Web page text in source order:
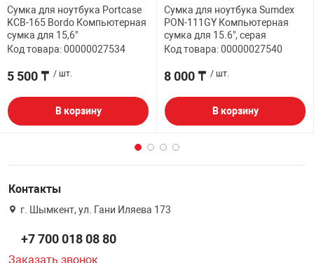
Сумка для ноутбука Portcase
KCB-165 Bordo Компьютерная
сумка для 15,6"
Код товара: 00000027534
5 500 ₸ / шт.
В корзину
Сумка для ноутбука Sumdex
PON-111GY Компьютерная
сумка для 15.6", серая
Код товара: 00000027540
8 000 ₸ / шт.
В корзину
Контакты
г. Шымкент, ул. Гани Иляева 173
+7 700 018 08 80
Заказать звонок